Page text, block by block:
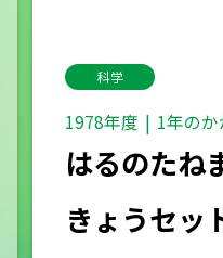
科学
1978年度 1年のか
はるのたね
きょうセッ